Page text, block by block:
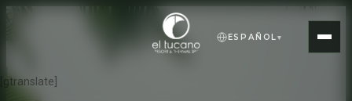
[gtranslate]
ESPAÑOL▾